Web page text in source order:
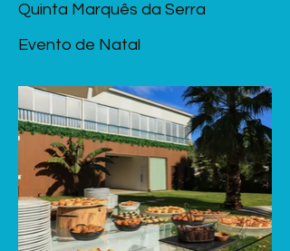
Quinta Marquês da Serra
Evento de Natal